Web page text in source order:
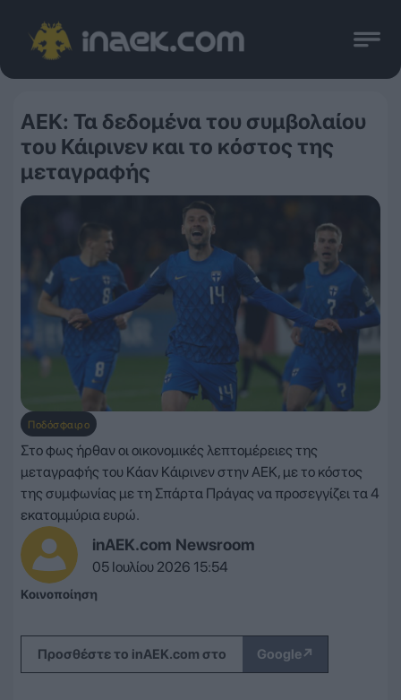
ΑΕΚ: Τα δεδομένα του συμβολαίου
του Κάιρινεν και το κόστος της
μεταγραφής
Ποδόσφαιρο
inAEK.com Newsroom
05 Ιουλίου 2026 15:54
Στο φως ήρθαν οι οικονομικές λεπτομέρειες της
μεταγραφής του Κάαν Κάιρινεν στην ΑΕΚ, με το κόστος
της συμφωνίας με τη Σπάρτα Πράγας να προσεγγίζει τα 4
εκατομμύρια ευρώ.
Κοινοποίηση
Προσθέστε το inAEK.com στο Google↗